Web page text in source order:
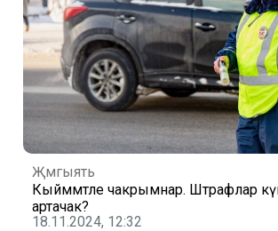
Җәмгыять
Кыйммәтле чакрымнар. Штрафлар
артачак?
18.11.2024, 12:32